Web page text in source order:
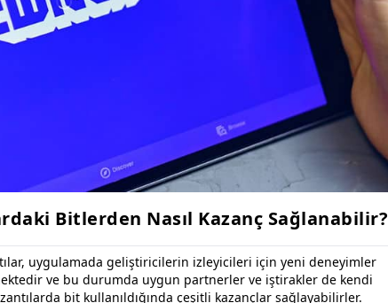
Bitlerden Nasıl Kazanç Sağlanabilir?
uygulamada geliştiricilerin izleyicileri için yeni deneyimler
ve bu durumda uygun partnerler ve iştirakler de kendi
bit kullanıldığında çeşitli kazançlar sağlayabilirler.